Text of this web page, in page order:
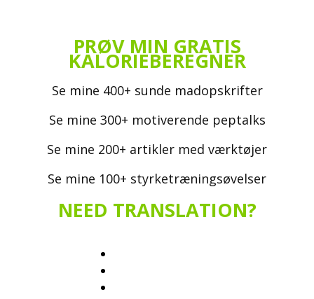
PRØV MIN GRATIS
KALORIEBEREGNER
Se mine 400+ sunde madopskrifter
Se mine 300+ motiverende peptalks
Se mine 200+ artikler med værktøjer
Se mine 100+ styrketræningsøvelser
NEED TRANSLATION?